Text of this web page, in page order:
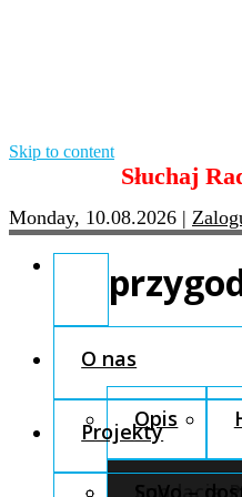
Skip to content
Słuchaj
Monday, 10.08.2026 |
O nas
Opis
Fundacja
Projekty
SoVo –